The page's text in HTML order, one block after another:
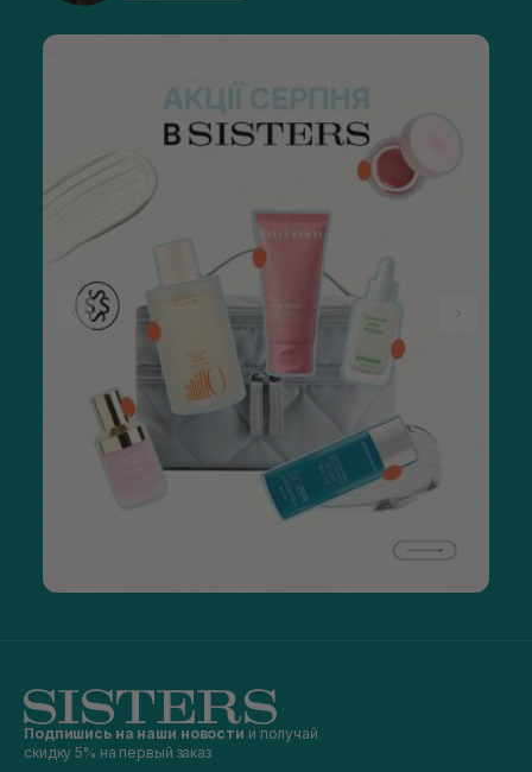
Подпишись на наши новости и получай
скидку 5% на первый заказ